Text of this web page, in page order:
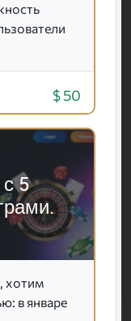
$ 50
5
хотим
в январе